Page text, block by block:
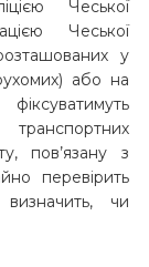
Чеської
Чеської
у
або на
пов’язану з
перевірить
визначить, чи